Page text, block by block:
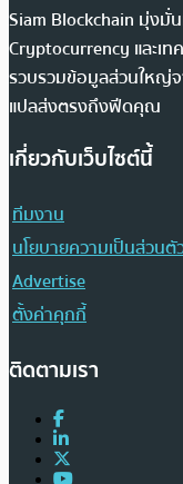
Siam Blockchain มุ่งมั่
Cryptocurrency และเท
รวบรวมข้อมูลส่วนใหญ่จ
แปลส่งตรงถึงฟีดคุณ
เกี่ยวกับเว็บไซต์นี้
ทีมงาน
นโยบายความเป็นส่วนตั
Advertise
ตั้งค่าคุกกี้
ติดตามเรา